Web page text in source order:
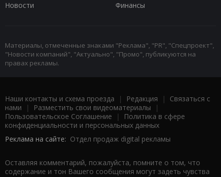
Новости
Финансы
Материалы, отмеченные знаками "Реклама", "PR", "Спецпроект",
"Новости компаний", "Актуально", "Промо", публикуются на
правах рекламы.
Наши контакты и схема проезда | Редакция | Связаться с
нами | Разместить свои видеоматериалы |
Пользовательское Соглашение |
Политика в сфере
конфиденциальности и персональных данных
Реклама на сайте: Отдел продаж digital рекламы
Оставляя комментарий, пожалуйста, помните о том, что
содержание и тон Вашего сообщения могут задеть чувства